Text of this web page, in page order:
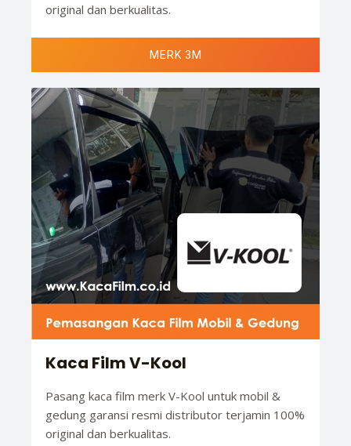
original dan berkualitas.
MERK 3M
Kaca Film V-Kool
Pasang kaca film merk V-Kool untuk mobil &
gedung garansi resmi distributor terjamin 100%
original dan berkualitas.